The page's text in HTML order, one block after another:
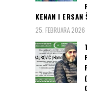
KENAN I ERSAN
25. FEBRUARA 2026